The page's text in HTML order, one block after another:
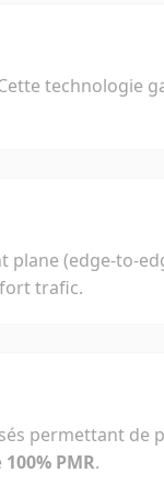
technologie
plane (edge-to-
trafic.
permettant de
100% PMR.